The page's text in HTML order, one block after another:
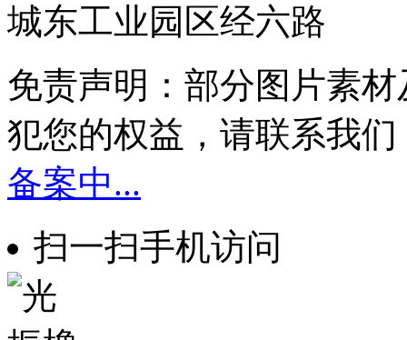
城东工业园区经六路
免责声明：部分图片素
犯您的权益，请联系我
备案中...
扫一扫手机访问